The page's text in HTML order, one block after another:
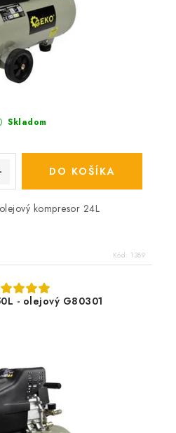
Skladom
DO KOŠÍKA
kompresor 24L
Kód: 1389
- olejový G80301